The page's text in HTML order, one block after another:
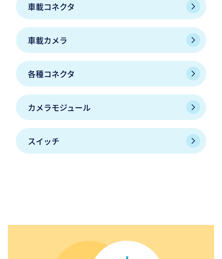
車載コネクタ
車載カメラ
各種コネクタ
カメラモジュール
スイッチ